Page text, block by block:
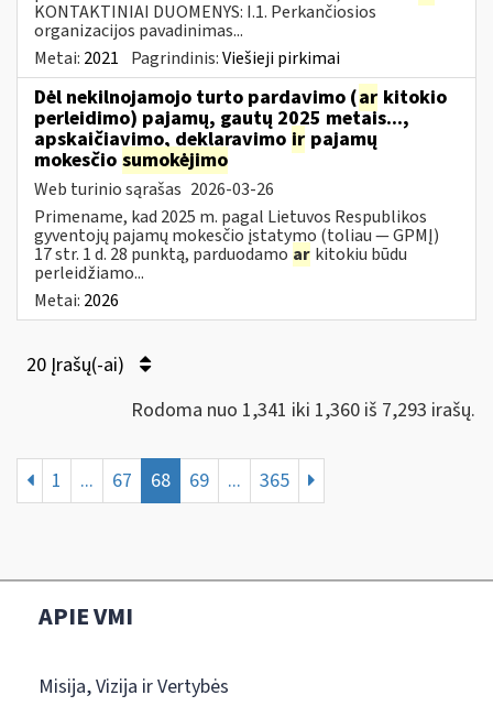
KONTAKTINIAI DUOMENYS: I.1. Perkančiosios
organizacijos pavadinimas...
Metai: 2021 Pagrindinis:Viešieji pirkimai
Dėl nekilnojamojo turto pardavimo (ar kitokio
perleidimo) pajamų, gautų 2025 metais...,
apskaičiavimo, deklaravimo ir pajamų
mokesčio sumokėjimo
Web turinio sąrašas 2026-03-26
Primename, kad 2025 m. pagal Lietuvos Respublikos
gyventojų pajamų mokesčio įstatymo (toliau — GPMĮ)
17 str. 1 d. 28 punktą, parduodamo ar kitokiu būdu
perleidžiamo...
Metai: 2026
20 Įrašų(-ai)
Rodoma nuo 1,341 iki 1,360 iš 7,293 irašų.
1 ... 67 68 69 ... 365
APIE VMI
Misija, Vizija ir Vertybės